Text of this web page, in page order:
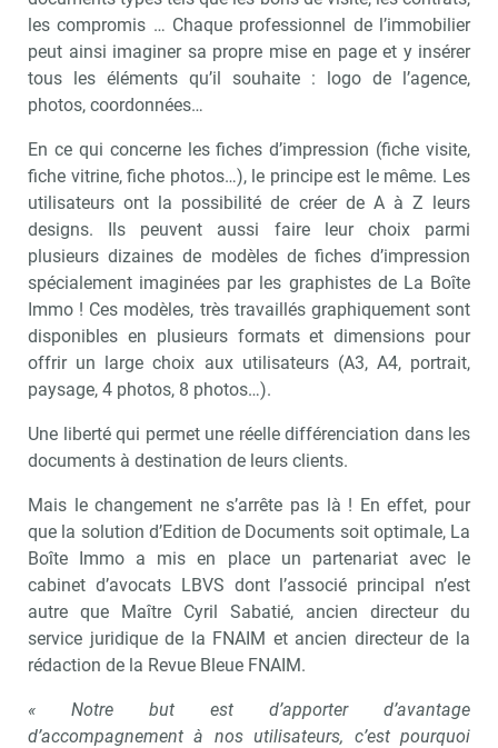
les compromis … Chaque professionnel de l’immobilier
peut ainsi imaginer sa propre mise en page et y insérer
tous les éléments qu’il souhaite : logo de l’agence,
photos, coordonnées…
En ce qui concerne les fiches d’impression (fiche visite,
fiche vitrine, fiche photos…), le principe est le même. Les
utilisateurs ont la possibilité de créer de A à Z leurs
designs. Ils peuvent aussi faire leur choix parmi
plusieurs dizaines de modèles de fiches d’impression
spécialement imaginées par les graphistes de La Boîte
Immo ! Ces modèles, très travaillés graphiquement sont
disponibles en plusieurs formats et dimensions pour
offrir un large choix aux utilisateurs (A3, A4, portrait,
paysage, 4 photos, 8 photos…).
Une liberté qui permet une réelle différenciation dans les
documents à destination de leurs clients.
Mais le changement ne s’arrête pas là ! En effet, pour
que la solution d’Edition de Documents soit optimale, La
Boîte Immo a mis en place un partenariat avec le
cabinet d’avocats LBVS dont l’associé principal n’est
autre que Maître Cyril Sabatié, ancien directeur du
service juridique de la FNAIM et ancien directeur de la
rédaction de la Revue Bleue FNAIM.
« Notre but est d’apporter d’avantage
d’accompagnement à nos utilisateurs, c’est pourquoi